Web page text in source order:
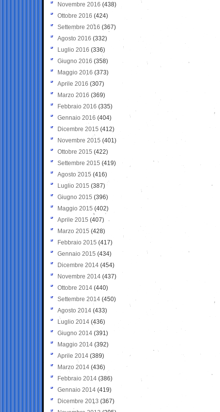
Novembre 2016 (438)
Ottobre 2016 (424)
Settembre 2016 (367)
Agosto 2016 (332)
Luglio 2016 (336)
Giugno 2016 (358)
Maggio 2016 (373)
Aprile 2016 (307)
Marzo 2016 (369)
Febbraio 2016 (335)
Gennaio 2016 (404)
Dicembre 2015 (412)
Novembre 2015 (401)
Ottobre 2015 (422)
Settembre 2015 (419)
Agosto 2015 (416)
Luglio 2015 (387)
Giugno 2015 (396)
Maggio 2015 (402)
Aprile 2015 (407)
Marzo 2015 (428)
Febbraio 2015 (417)
Gennaio 2015 (434)
Dicembre 2014 (454)
Novembre 2014 (437)
Ottobre 2014 (440)
Settembre 2014 (450)
Agosto 2014 (433)
Luglio 2014 (436)
Giugno 2014 (391)
Maggio 2014 (392)
Aprile 2014 (389)
Marzo 2014 (436)
Febbraio 2014 (386)
Gennaio 2014 (419)
Dicembre 2013 (367)